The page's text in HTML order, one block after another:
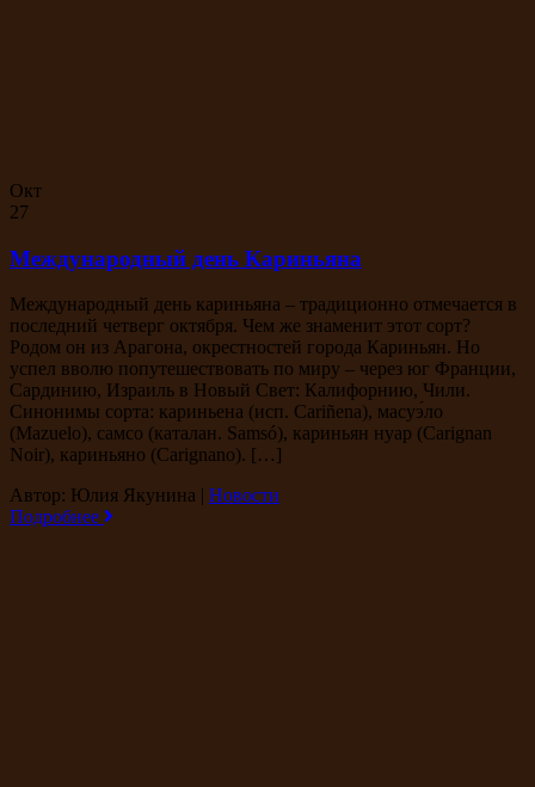
Окт
27
Международный день Кариньяна
Международный день кариньяна – традиционно отмечается в
последний четверг октября. Чем же знаменит этот сорт?
Родом он из Арагона, окрестностей города Кариньян. Но
успел вволю попутешествовать по миру – через юг Франции,
Сардинию, Израиль в Новый Свет: Калифорнию, Чили.
Синонимы сорта: кариньена (исп. Cariñena), масуэ́ло
(Mazuelo), самсо (каталан. Samsó), кариньян нуар (Carignan
Noir), кариньяно (Carignano). […]
Автор: Юлия Якунина | Новости
Подробнее